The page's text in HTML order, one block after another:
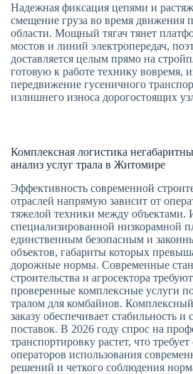
Надежная фиксация цепями и
смещение груза во время движения
области. Мощный тягач тянет
мостов и линий электропередач,
доставляется целым прямо на
готовую к работе технику вовремя,
передвижение гусеничного
излишнего износа дорогостоящих
Комплексная логистика
анализ услуг трала в Житомире
Эффективность современной
отраслей напрямую зависит от
тяжелой техники между объектами.
специализированной низкорамной
единственным безопасным и
объектов, габариты которых
дорожные нормы. Современные
строительства и агросектора
проверенные комплексные услуги
тралом для комбайнов.
заказу обеспечивает стабильность и
поставок. В 2026 году спрос на
транспортировку растет, что
операторов использования
решений и четкого соблюдения